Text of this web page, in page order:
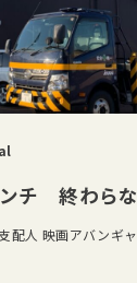
チ 終わら
配人 映画アバンギ